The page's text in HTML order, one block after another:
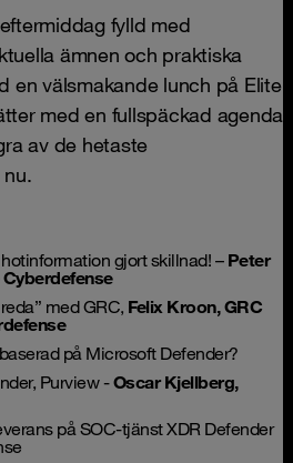
fylld med
ämnen och praktiska
en välsmakande lunch på Elite
med en fullspäckad agenda
av de hetaste
gjort skillnad! – Peter
Cyberdefense
medGRC, Felix Kroon, GRC
på Microsoft Defender?
Purview -Oscar Kjellberg,
påSOC-tjänst XDR Defender